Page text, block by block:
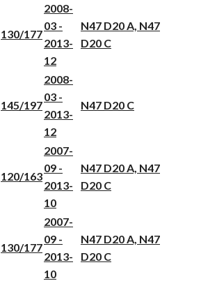
130/177
2008-
03 -
2013-
12
N47 D20 A, N47
D20 C
145/197
2008-
03 -
2013-
12
N47 D20 C
120/163
2007-
09 -
2013-
10
N47 D20 A, N47
D20 C
130/177
2007-
09 -
2013-
10
N47 D20 A, N47
D20 C